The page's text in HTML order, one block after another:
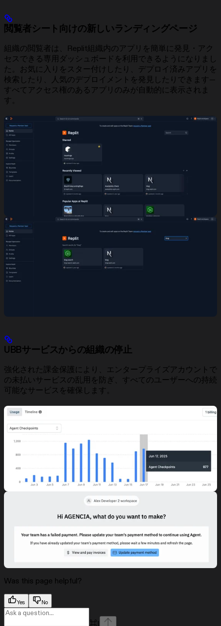
閲覧者シート向けの新しいランディングページ
組織の閲覧者は、Replit組織内のアプリを簡単に発見・アク
セスできる専用ダッシュボードを利用できるようになりまし
た。お気に入りをスター付けしたり、デプロイ済みアプリを
検索したり、人気のデプロイメントを発見したりできます—
すべてアクセス権のあるアプリのみが自動的に表示されま
す。
UBBサービスからの組織の停止
強化された課金保護により、エンタープライズアカウントで
の未払いサービスの乱用を防ぎ、すべてのユーザーへの持続
可能なサービスを確保します。
Was this page helpful?
Yes No